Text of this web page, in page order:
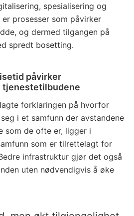
spesialisering og
prosesser som påvirker
og dermed tilgangen på
spredt bosetting.
påvirker
forklaringen på hvorfor
i et samfunn der avstandene
som de ofte er, ligger i
som er tilrettelagt for
infrastruktur gjør det også
uten nødvendigvis å øke